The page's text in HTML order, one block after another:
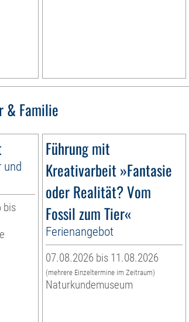
& Familie
und
bis
Führung mit
Kreativarbeit »Fantasie
oder Realität? Vom
Fossil zum Tier«
Ferienangebot
07.08.2026 bis 11.08.2026
(mehrere Einzeltermine im Zeitraum)
Naturkundemuseum